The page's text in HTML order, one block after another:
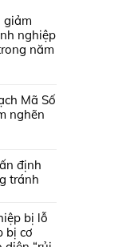
giảm
nghiệp
năm
Mã Số
nghẽn
định
tránh
bị lỗ
bị cơ